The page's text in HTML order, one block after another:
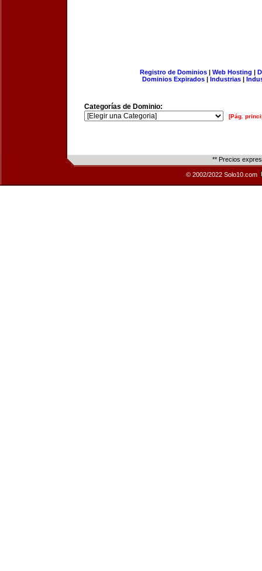
Registro de Dominios| Web Hosting |
Dominios Expirados | Industrias |
Categorías de Dominio:
[Pág.
** Precios
© 2002/2022 Solo10.com